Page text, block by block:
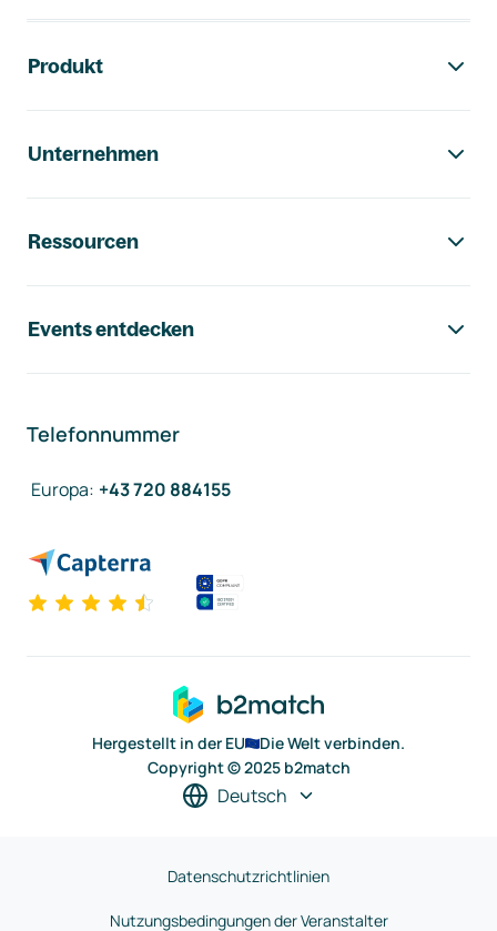
Produkt
Unternehmen
Ressourcen
Events entdecken
Telefonnummer
Europa: +43 720 884155
Hergestellt in der EU
Die Welt verbinden.
Copyright © 2025 b2match
Deutsch
Datenschutzrichtlinien
Nutzungsbedingungen der Veranstalter